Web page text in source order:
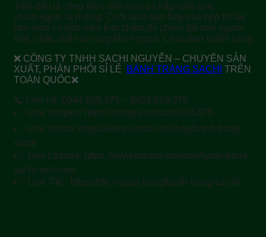
Trên đây là công thức làm món cá hấp nấm kim
châm ngon, lạ miệng. Cuối tuần bạn hãy vào bếp trổ tài
làm món cá hấp nấm kim châm để chiêu đãi mọi người
nhé, chắc chắn ai cũng khen ngon. Chúc bạn thành công.
❌ CÔNG TY TNHH SACHI NGUYỄN – CHUYÊN SẢN
XUẤT, PHÂN PHỐI SỈ LẺ
BÁNH TRÁNG SACHI
TRÊN
TOÀN QUỐC❌
📞 Liên hệ: 0944.665.375 – 0856.665.375
👉 Link shopee: https://shopee.vn/sachi665375
👉 Link sendo: https://www.sendo.vn/shop/banh-trang-
sachi
👉 Link Lazada: https://www.lazada.vn/shop/banh-trang-
sachi-viet-nam
👉 Link Tiki : https://tiki.vn/cua-hang/banh-trang-sa chi